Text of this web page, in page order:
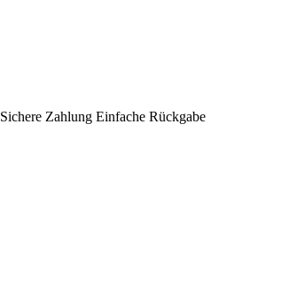
Sichere Zahlung Einfache Rückgabe